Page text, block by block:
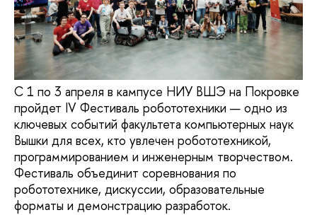
С 1 по 3 апреля в кампусе НИУ ВШЭ на Покровке
пройдет IV Фестиваль робототехники — одно из
ключевых событий факультета компьютерных наук
Вышки для всех, кто увлечен робототехникой,
программированием и инженерным творчеством.
Фестиваль объединит соревнования по
робототехнике, дискуссии, образовательные
форматы и демонстрацию разработок.